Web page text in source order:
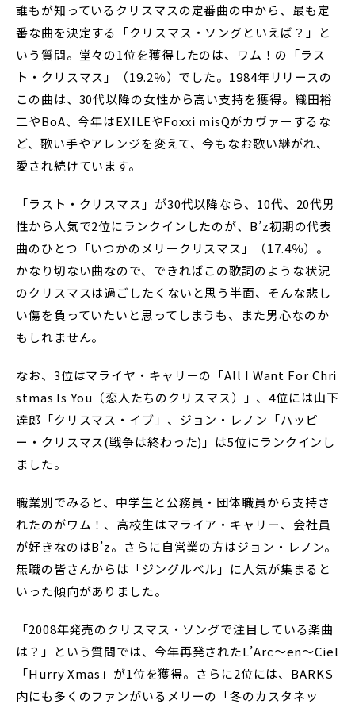
誰もが知っているクリスマスの定番曲の中から、最も定
番な曲を決定する「クリスマス・ソングといえば？」と
いう質問。堂々の1位を獲得したのは、ワム！の「ラス
ト・クリスマス」（19.2％）でした。1984年リリースの
この曲は、30代以降の女性から高い支持を獲得。織田裕
二やBoA、今年はEXILEやFoxxi misQがカヴァーするな
ど、歌い手やアレンジを変えて、今もなお歌い継がれ、
愛され続けています。
「ラスト・クリスマス」が30代以降なら、10代、20代男
性から人気で2位にランクインしたのが、B’z初期の代表
曲のひとつ「いつかのメリークリスマス」（17.4％）。
かなり切ない曲なので、できればこの歌詞のような状況
のクリスマスは過ごしたくないと思う半面、そんな悲し
い傷を負っていたいと思ってしまうも、また男心なのか
もしれません。
なお、3位はマライヤ・キャリーの「All I Want For Chri
stmas Is You（恋人たちのクリスマス）」、4位には山下
達郎「クリスマス・イブ」、ジョン・レノン「ハッピ
ー・クリスマス(戦争は終わった)」は5位にランクインし
ました。
職業別でみると、中学生と公務員・団体職員から支持さ
れたのがワム！、高校生はマライア・キャリー、会社員
が好きなのはB’z。さらに自営業の方はジョン・レノン。
無職の皆さんからは「ジングルベル」に人気が集まると
いった傾向がありました。
「2008年発売のクリスマス・ソングで注目している楽曲
は？」という質問では、今年再発されたL’Arc～en～Ciel
「Hurry Xmas」が1位を獲得。さらに2位には、BARKS
内にも多くのファンがいるメリーの「冬のカスタネッ